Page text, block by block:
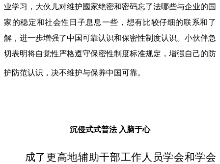
业学习，大伙儿对维护國家绝密和密码忘了法哪些与企业的国
家的稳定和社会性日子息息一些，想有比较仔细的联系和了
解，进一歩增强了中国可靠认识和保密性制度认识。小伙伴急
切表明将自觉性严格遵守保密性制度标准规定，增强自己的防
护防范认识，决不维护与保养中国可靠。
沉侵式式普法 入脑于心
成了更高地辅助干部工作人员学会和学会